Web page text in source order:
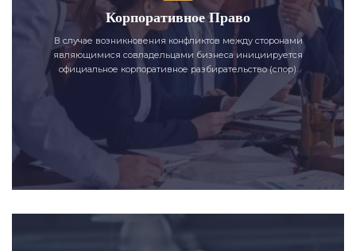
Корпоративное Право
В случае возникновения конфликтов между сторонами
являющимися совладельцами бизнеса инициируется
официальное корпоративное разбирательство (спор).